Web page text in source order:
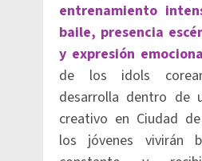
entrenamiento
baile, presencia
y expresión
de los idols
desarrolla dentro de
creativo en Ciudad
los jóvenes vivirán